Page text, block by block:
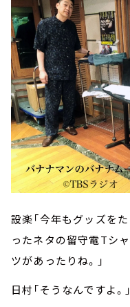
設楽「今年もグッズを
ったネタの留守電Tシ
ツがあったりね。」
日村「そうなんですよ。」